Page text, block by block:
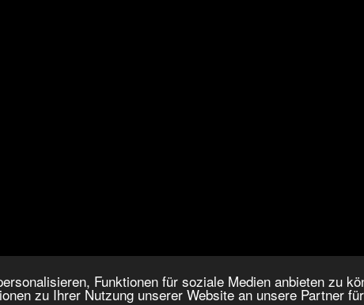
Funktionen für soziale Medien anbieten zu
zu Ihrer Nutzung unserer Website an unsere Partner